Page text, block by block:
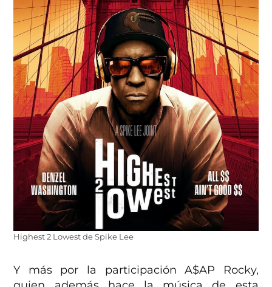
Highest 2 Lowest de Spike Lee
Y más por la participación A$AP Rocky,